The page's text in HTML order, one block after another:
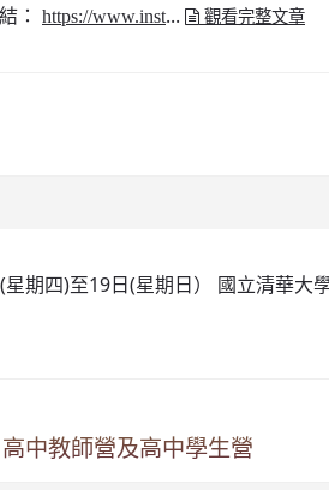
：
https://www.inst... 觀看完整文章
期四)至19日(星期日） 國立清華大
中教師營及高中學生營